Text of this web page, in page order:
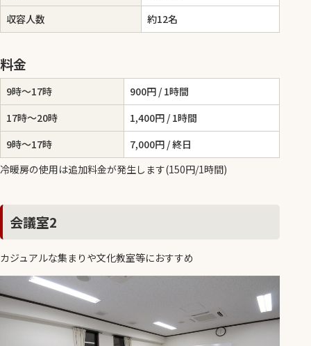
収容人数 約12名
料金
9時～17時
900円 / 1時間
17時～20時
1,400円 / 1時間
9時～17時
7,000円 / 終日
冷暖房の使用は追加料金が発生します(150円/1時間)
会議室2
カジュアルな集まりや文化教室等におすすめ